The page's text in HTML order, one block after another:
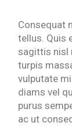
Consequat
tellus. Quis
sagittis nisl
turpis
vulputate
diams vel
purus
ac ut